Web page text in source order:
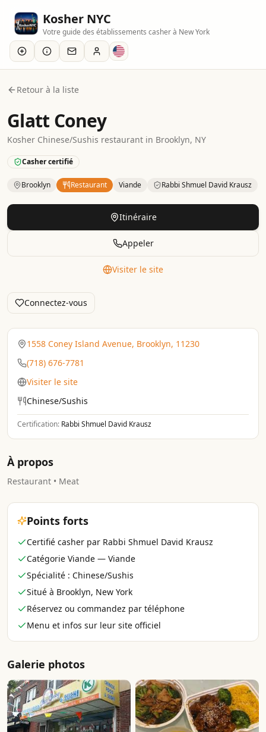
Kosher NYC
Votre guide des établissements casher à New York
Retour à la liste
Glatt Coney
Kosher Chinese/Sushis restaurant in Brooklyn, NY
Casher certifié
Brooklyn Restaurant Viande Rabbi Shmuel David Krausz
Kosher
Itinéraire
Appeler
Visiter le site
Connectez-vous
1558 Coney Island Avenue, Brooklyn, 11230
(718) 676-7781
Visiter le site
Chinese/Sushis
Certification: Rabbi Shmuel David Krausz
À propos
Restaurant • Meat
Points forts
Certifié casher par Rabbi Shmuel David Krausz
Catégorie Viande — Viande
Spécialité : Chinese/Sushis
Situé à Brooklyn, New York
Réservez ou commandez par téléphone
Menu et infos sur leur site officiel
Galerie photos